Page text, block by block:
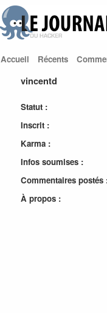
Accueil Récents
vincentd
Statut :
Inscrit :
Karma :
Infos soumises :
Commentaires postés
À propos :